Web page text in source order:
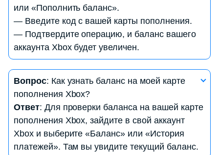
или «Пополнить баланс».
— Введите код с вашей карты пополнения.
— Подтвердите операцию, и баланс вашего
аккаунта Xbox будет увеличен.
Вопрос: Какие услуги и контент можно
приобрести с использованием карты пополнения
Xbox?
Ответ: С картой пополнения Xbox вы можете
приобрести игры, дополнения, контент для игр,
подписки Xbox Live Gold и Xbox Game Pass, а
также другие товары и услуги в магазине Xbox.
Вопрос: Как узнать баланс на моей карте
пополнения Xbox?
Ответ: Для проверки баланса на вашей карте
пополнения Xbox, зайдите в свой аккаунт
Xbox и выберите «Баланс» или «История
платежей». Там вы увидите текущий баланс.